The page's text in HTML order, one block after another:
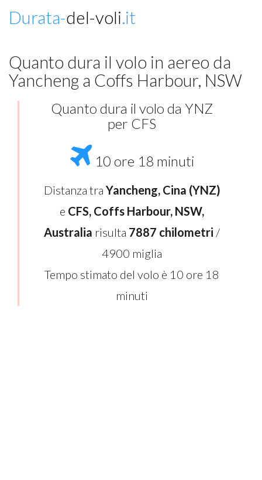
Durata-del-voli.it
Quanto dura il volo in aereo da
Yancheng a Coffs Harbour, NSW
Quanto dura il volo da YNZ
per CFS
10 ore 18 minuti
Distanza tra Yancheng, Cina (YNZ)
e CFS, Coffs Harbour, NSW,
Australia risulta 7887 chilometri /
4900 miglia
Tempo stimato del volo è 10 ore 18
minuti